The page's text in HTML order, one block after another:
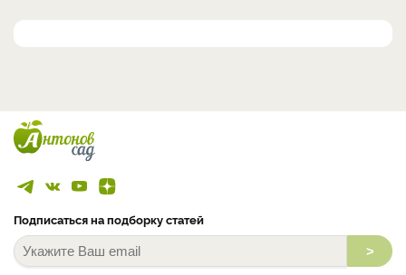
Подписаться на подборку статей
>